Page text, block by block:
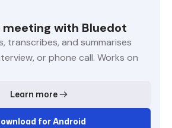
with Bluedot
transcribes, and summarises
or phone call. Works on
Learn more
for Android